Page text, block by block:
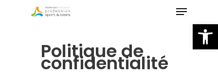
Politique de
confidentialité